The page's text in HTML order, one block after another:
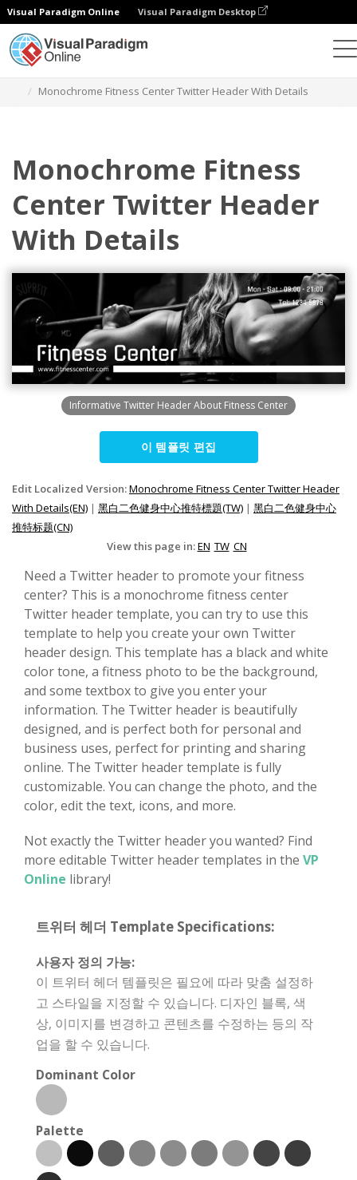
Visual Paradigm Online Visual Paradigm Desktop
Monochrome Fitness Center Twitter Header With Details
Monochrome Fitness
Center Twitter Header
With Details
Informative Twitter Header About Fitness Center
이 템플릿 편집
Edit Localized Version:Monochrome Fitness Center Twitter Header
With Details(EN) | 黑白二色健身中心推特標題(TW) | 黑白二色健身中心
推特标题(CN)
View this page in:EN TW CN
Need a Twitter header to promote your fitness
center? This is a monochrome fitness center
Twitter header template, you can try to use this
template to help you create your own Twitter
header design. This template has a black and white
color tone, a fitness photo to be the background,
and some textbox to give you enter your
information. The Twitter header is beautifully
designed, and is perfect both for personal and
business uses, perfect for printing and sharing
online. The Twitter header template is fully
customizable. You can change the photo, and the
color, edit the text, icons, and more.
Not exactly the Twitter header you wanted? Find
more editable Twitter header templates in the VP
Online library!
트위터 헤더 Template Specifications:
사용자 정의 가능:
이 트위터 헤더 템플릿은 필요에 따라 맞춤 설정하
고 스타일을 지정할 수 있습니다. 디자인 블록, 색
상, 이미지를 변경하고 콘텐츠를 수정하는 등의 작
업을 할 수 있습니다.
Dominant Color
Palette